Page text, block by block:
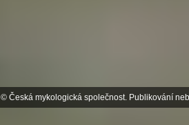
© Česká mykologická společnost. Publikování